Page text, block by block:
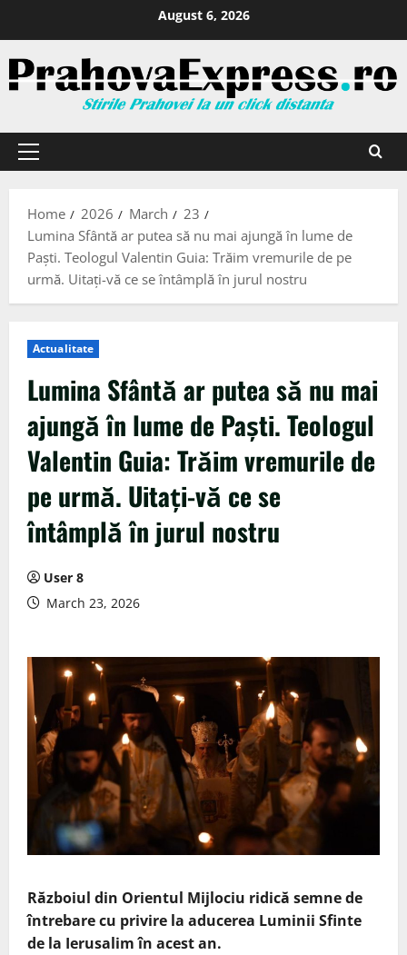
August 6, 2026
Home 2026 March
23
Lumina Sfântă ar putea să nu mai ajungă în lume de
Paști. Teologul Valentin Guia: Trăim vremurile de pe
urmă. Uitați-vă ce se întâmplă în jurul nostru
Actualitate
Lumina Sfântă ar putea să nu mai
ajungă în lume de Paști. Teologul
Valentin Guia: Trăim vremurile de
pe urmă. Uitați-vă ce se
întâmplă în jurul nostru
User 8
March 23, 2026
Războiul din Orientul Mijlociu ridică semne de
întrebare cu privire la aducerea Luminii Sfinte
de la Ierusalim în acest an.